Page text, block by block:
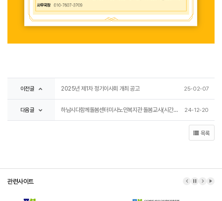
이전글 2025년 제1차 정기이사회 개최 공고 25-02-07
다음글 하남시다함께돌봄센터미사노인복지관 돌봄교사(시간제, 틈새) 최종 합격자 발표 24-12-20
목록
관련사이트 이전 배너
배너 정지
다음 배
배